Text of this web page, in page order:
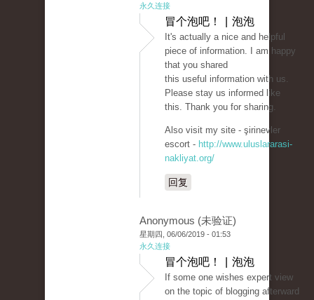
永久连接
冒个泡吧！ | 泡泡
It's actually a nice and helpful
piece of information. I am happy
that you shared
this useful information with us.
Please stay us informed like
this. Thank you for sharing.
Also visit my site - şirinevler
escort - http://www.uluslararasi-
nakliyat.org/
回复
Anonymous (未验证)
星期四, 06/06/2019 - 01:53
永久连接
冒个泡吧！ | 泡泡
If some one wishes expert view
on the topic of blogging afterward